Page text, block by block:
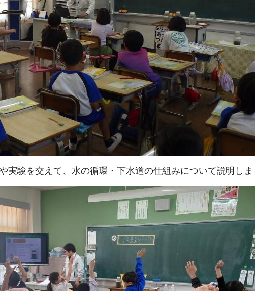
実験を交えて、水の循環・下水道の仕組みについて説明し